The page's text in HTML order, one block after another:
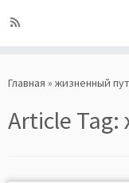
toГлавная » жизненный
Article Tag: